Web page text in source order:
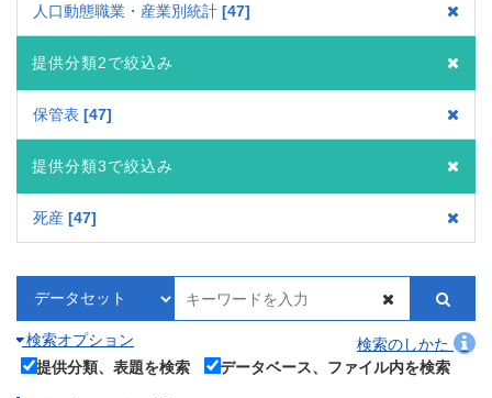
人口動態職業・産業別統計 47
提供分類2で絞込み
保管表 47
提供分類3で絞込み
死産 47
検索オプション
検索のしかた
提供分類、表題を検索
データベース、ファイル内を検索